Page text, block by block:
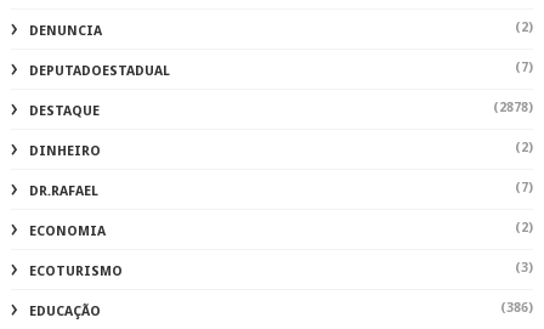
DENUNCIA (2)
DEPUTADOESTADUAL (7)
DESTAQUE (2878)
DINHEIRO (2)
DR.RAFAEL (7)
ECONOMIA (2)
ECOTURISMO (3)
EDUCAÇÃO (386)